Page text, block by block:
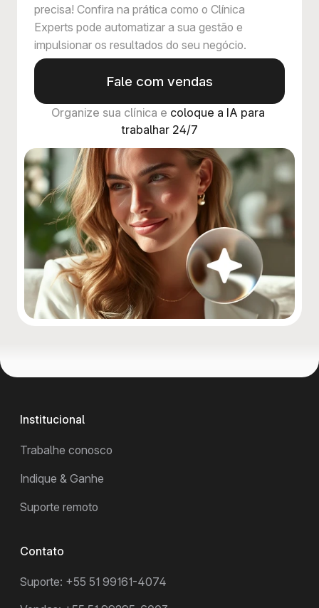
precisa! Confira na prática como o Clínica
Experts pode automatizar a sua gestão e
impulsionar os resultados do seu negócio.
Fale com vendas
Organize sua clínica e coloque a IA para
trabalhar 24/7
Institucional
Trabalhe conosco
Indique & Ganhe
Suporte remoto
Contato
Suporte: +55 51 99161-4074